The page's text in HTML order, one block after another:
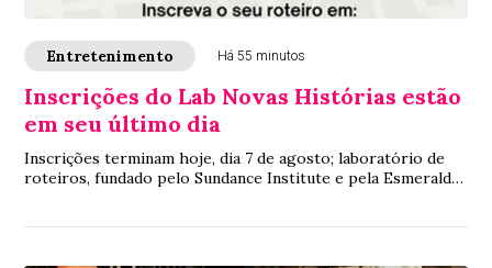
Entretenimento Há 55 minutos
Inscrições do Lab Novas Histórias estão
em seu último dia
Inscrições terminam hoje, dia 7 de agosto; laboratório de
roteiros, fundado pelo Sundance Institute e pela Esmeralda